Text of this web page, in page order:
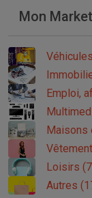
Mon
Emploi,
Maisons
Loisirs
Autres